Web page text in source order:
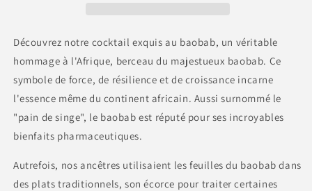
Découvrez notre cocktail exquis au baobab, un véritable
hommage à l'Afrique, berceau du majestueux baobab. Ce
symbole de force, de résilience et de croissance incarne
l'essence même du continent africain. Aussi surnommé le
"pain de singe", le baobab est réputé pour ses incroyables
bienfaits pharmaceutiques.
Autrefois, nos ancêtres utilisaient les feuilles du baobab dans
des plats traditionnels, son écorce pour traiter certaines